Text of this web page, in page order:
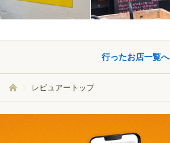
行ったお店一覧へ
レビュアートップ